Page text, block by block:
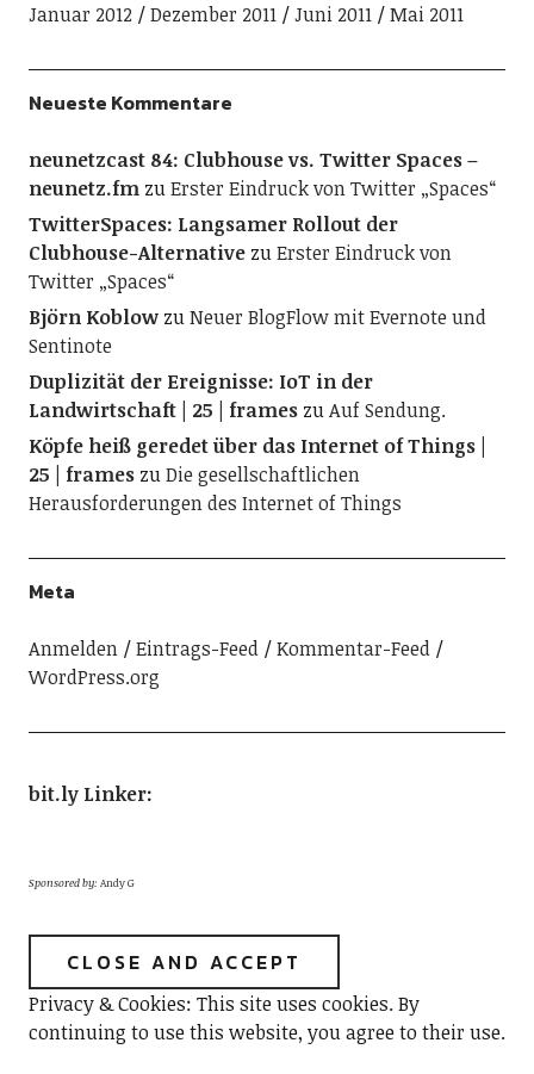
Januar 2012
Dezember 2011 Juni 2011 Mai 2011
Neueste Kommentare
neunetzcast 84: Clubhouse vs. Twitter Spaces –
neunetz.fmzuErster Eindruck von Twitter „Spaces“
TwitterSpaces: Langsamer Rollout der
Clubhouse-AlternativezuErster Eindruck von
Twitter „Spaces“
Björn KoblowzuNeuer BlogFlow mit Evernote und
Sentinote
Duplizität der Ereignisse: IoT in der
Landwirtschaft | 25 | frameszuAuf Sendung.
Köpfe heiß geredet über das Internet of Things |
25 | frameszuDie gesellschaftlichen
Herausforderungen des Internet of Things
Meta
Anmelden Eintrags-Feed
Kommentar-Feed
WordPress.org
bit.ly Linker:
Sponsored by: Andy G
Privacy & Cookies: This site uses cookies. By
continuing to use this website, you agree to their use.